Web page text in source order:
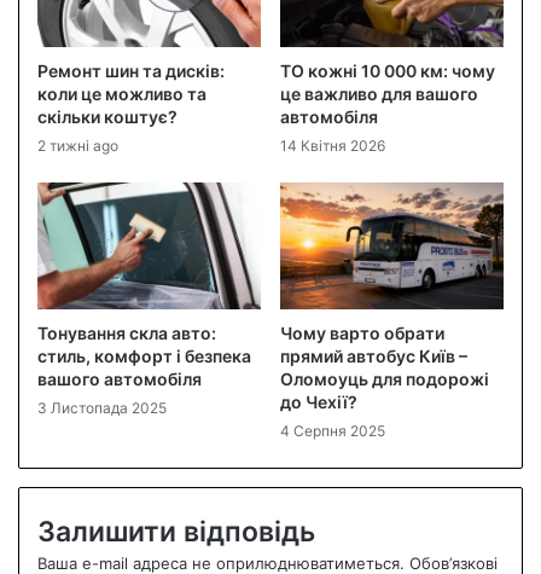
Ремонт шин та дисків:
коли це можливо та
скільки коштує?
2 тижні ago
ТО кожні 10 000 км: чому
це важливо для вашого
автомобіля
14 Квітня 2026
Тонування скла авто:
стиль, комфорт і безпека
вашого автомобіля
3 Листопада 2025
Чому варто обрати
прямий автобус Київ –
Оломоуць для подорожі
до Чехії?
4 Серпня 2025
Залишити відповідь
Ваша e-mail адреса не оприлюднюватиметься. Обов’язкові